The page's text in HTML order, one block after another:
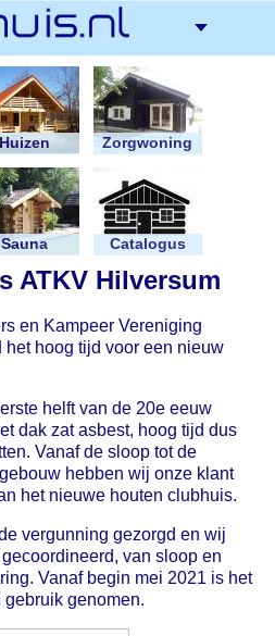
Huizen Zorgwoning
Sauna Catalogus
ATKV Hilversum
en Kampeer Vereniging
hoog tijd voor een nieuw
helft van de 20e eeuw
dak zat asbest, hoog tijd dus
Vanaf de sloop tot de
hebben wij onze klant
het nieuwe houten clubhuis.
vergunning gezorgd en wij
van sloop en
Vanaf begin mei 2021 is het
genomen.